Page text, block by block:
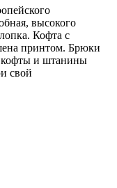
высокого
Кофта с
принтом. Брюки
кофты и штанины
свой